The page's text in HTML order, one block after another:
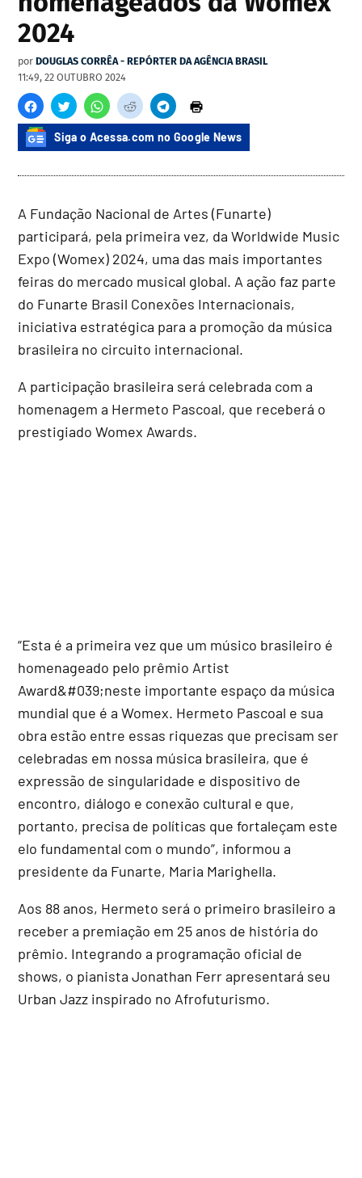
2024
por DOUGLAS CORRÊA - REPÓRTER DA AGÊNCIA BRASIL
11:49, 22 OUTUBRO 2024
Siga o Acessa.com no Google News
A Fundação Nacional de Artes (Funarte)
participará, pela primeira vez, da Worldwide Music
Expo (Womex) 2024, uma das mais importantes
feiras do mercado musical global. A ação faz parte
do Funarte Brasil Conexões Internacionais,
iniciativa estratégica para a promoção da música
brasileira no circuito internacional.
A participação brasileira será celebrada com a
homenagem a Hermeto Pascoal, que receberá o
prestigiado Womex Awards.
“Esta é a primeira vez que um músico brasileiro é
homenageado pelo prêmio Artist
Award&#039;neste importante espaço da música
mundial que é a Womex. Hermeto Pascoal e sua
obra estão entre essas riquezas que precisam ser
celebradas em nossa música brasileira, que é
expressão de singularidade e dispositivo de
encontro, diálogo e conexão cultural e que,
portanto, precisa de políticas que fortaleçam este
elo fundamental com o mundo”, informou a
presidente da Funarte, Maria Marighella.
Aos 88 anos, Hermeto será o primeiro brasileiro a
receber a premiação em 25 anos de história do
prêmio. Integrando a programação oficial de
shows, o pianista Jonathan Ferr apresentará seu
Urban Jazz inspirado no Afrofuturismo.